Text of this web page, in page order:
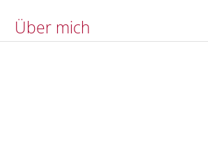
Über mich